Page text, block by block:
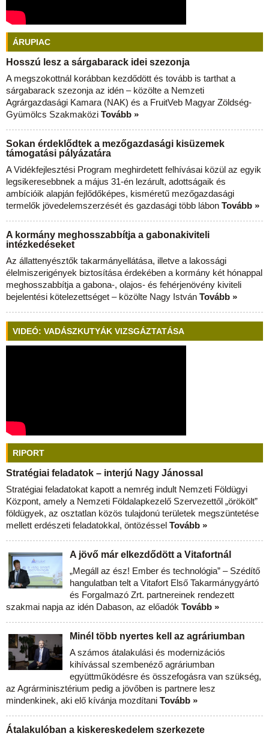
ÁRUPIAC
Hosszú lesz a sárgabarack idei szezonja
A megszokottnál korábban kezdődött és tovább is tarthat a
sárgabarack szezonja az idén – közölte a Nemzeti
Agrárgazdasági Kamara (NAK) és a FruitVeb Magyar Zöldség-
Gyümölcs Szakmaközi Tovább »
Sokan érdeklődtek a mezőgazdasági kisüzemek
támogatási pályázatára
A Vidékfejlesztési Program meghirdetett felhívásai közül az egyik
legsikeresebbnek a május 31-én lezárult, adottságaik és
ambícióik alapján fejlődőképes, kisméretű mezőgazdasági
termelők jövedelemszerzését és gazdasági több lábon Tovább »
A kormány meghosszabbítja a gabonakiviteli
intézkedéseket
Az állattenyésztők takarmányellátása, illetve a lakossági
élelmiszerigények biztosítása érdekében a kormány két hónappal
meghosszabbítja a gabona-, olajos- és fehérjenövény kiviteli
bejelentési kötelezettséget – közölte Nagy István Tovább »
VIDEÓ: VADÁSZKUTYÁK VIZSGÁZTATÁSA
RIPORT
Stratégiai feladatok – interjú Nagy Jánossal
Stratégiai feladatokat kapott a nemrég indult Nemzeti Földügyi
Központ, amely a Nemzeti Földalapkezelő Szervezettől „örökölt”
földügyek, az osztatlan közös tulajdonú területek megszüntetése
mellett erdészeti feladatokkal, öntözéssel Tovább »
A jövő már elkezdődött a Vitafortnál
„Megáll az ész! Ember és technológia” – Szédítő
hangulatban telt a Vitafort Első Takarmánygyártó
és Forgalmazó Zrt. partnereinek rendezett
szakmai napja az idén Dabason, az előadók Tovább »
Minél több nyertes kell az agráriumban
A számos átalakulási és modernizációs
kihívással szembenéző agráriumban
együttműködésre és összefogásra van szükség,
az Agrárminisztérium pedig a jövőben is partnere lesz
mindenkinek, aki elő kívánja mozdítani Tovább »
Átalakulóban a kiskereskedelem szerkezete